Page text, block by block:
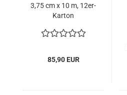
3,75 cm x 10 m, 12er-
Karton
85,90 EUR